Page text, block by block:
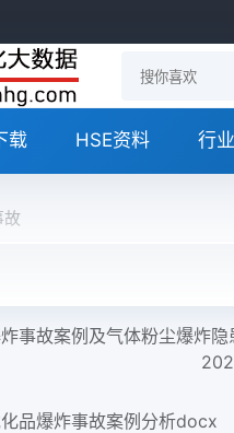
载 HSE资料 行
故
化品爆炸事故案例分析docx